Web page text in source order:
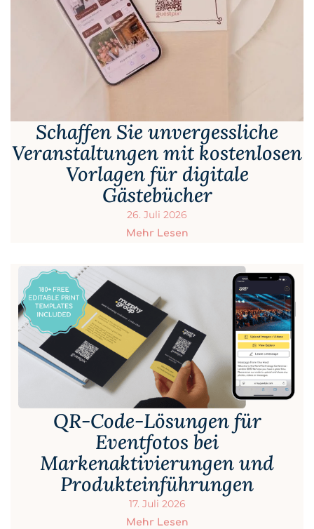
Schaffen Sie unvergessliche
Veranstaltungen mit kostenlosen
Vorlagen für digitale
Gästebücher
26. Juli 2026
Mehr Lesen
QR-Code-Lösungen für
Eventfotos bei
Markenaktivierungen und
Produkteinführungen
17. Juli 2026
Mehr Lesen